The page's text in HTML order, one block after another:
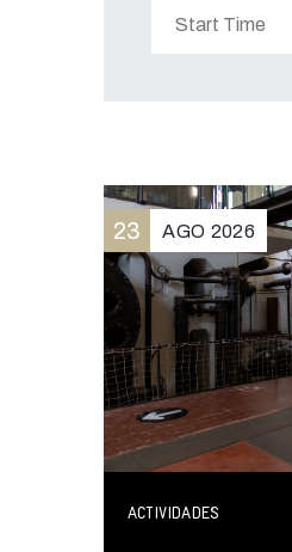
23 AGO 2026
ACTIVIDADES